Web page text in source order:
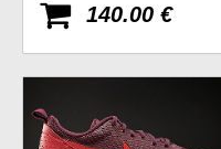
140.00 €